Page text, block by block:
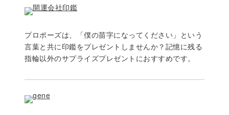
プロポーズは、「僕の苗字になってください」という
言葉と共に印鑑をプレゼントしませんか？記憶に残る
指輪以外のサプライズプレゼントにおすすめです。